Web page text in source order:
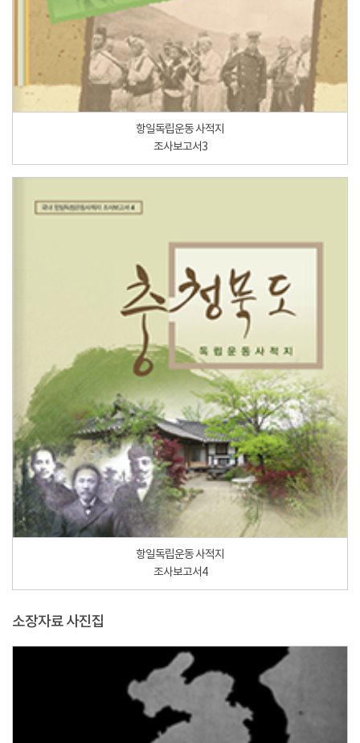
항일독립운동 사적지
조사보고서3
항일독립운동 사적지
조사보고서4
소장자료 사진집